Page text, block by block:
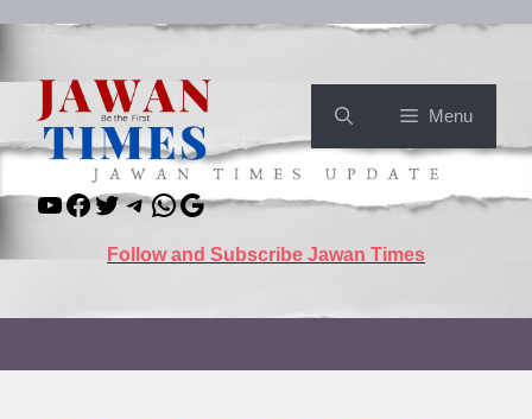
content
Menu
YouTube
Facebook
TwitterTelegram
WhatsApp
Google
Follow and Subscribe Jawan Times